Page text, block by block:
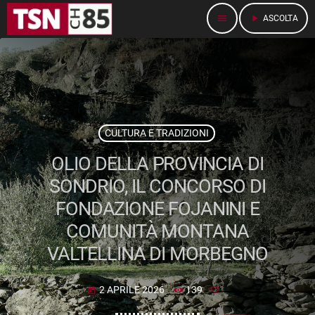
menu play_arrow ASCOLTA
CULTURA E TRADIZIONI
OLIO DELLA PROVINCIA DI
SONDRIO, IL CONCORSO DI
FONDAZIONE FOJANINI E
COMUNITÀ MONTANA
VALTELLINA DI MORBEGNO
today 2 APRILE 2026 139